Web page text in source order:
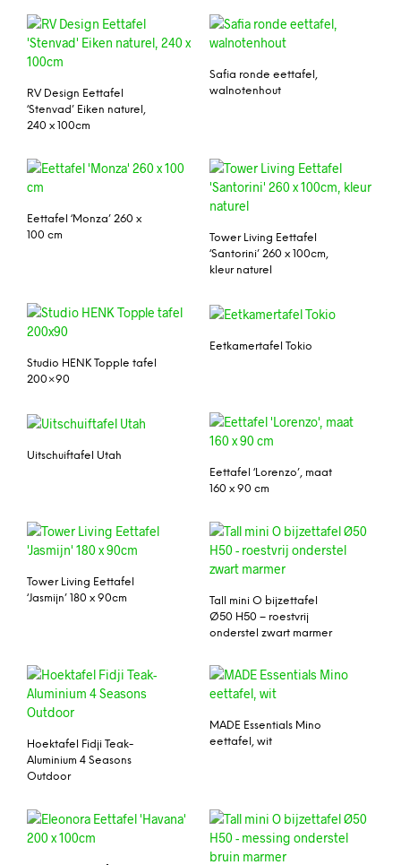
RV Design Eettafel
‘Stenvad’ Eiken naturel,
240 x 100cm
Safia ronde eettafel,
walnotenhout
Eettafel ‘Monza’ 260 x
100 cm
Tower Living Eettafel
‘Santorini’ 260 x 100cm,
kleur naturel
Studio HENK Topple tafel
200×90
Eetkamertafel Tokio
Uitschuiftafel Utah
Eettafel ‘Lorenzo’, maat
160 x 90 cm
Tower Living Eettafel
‘Jasmijn’ 180 x 90cm
Tall mini O bijzettafel
Ø50 H50 – roestvrij
onderstel zwart marmer
Hoektafel Fidji Teak-
Aluminium 4 Seasons
Outdoor
MADE Essentials Mino
eettafel, wit